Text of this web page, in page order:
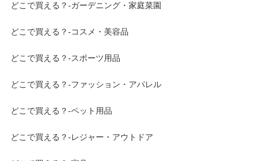
どこで買える？-ガーデニング・家庭菜園
どこで買える？-コスメ・美容品
どこで買える？-スポーツ用品
どこで買える？-ファッション・アパレル
どこで買える？-ペット用品
どこで買える？-レジャー・アウトドア